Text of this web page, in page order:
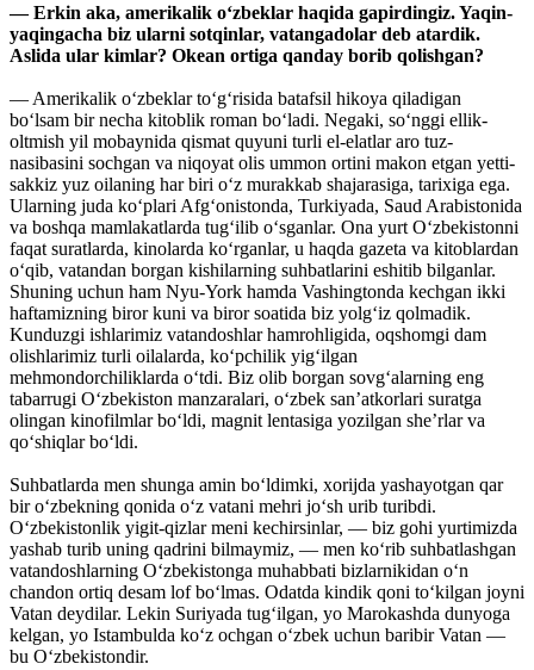
— Erkin aka, amerikalik o‘zbeklar haqida gapirdingiz. Yaqin-
yaqingacha biz ularni sotqinlar, vatangadolar deb atardik.
Aslida ular kimlar? Okean ortiga qanday borib qolishgan?
— Amerikalik o‘zbeklar to‘g‘risida batafsil hikoya qiladigan
bo‘lsam bir necha kitoblik roman bo‘ladi. Negaki, so‘nggi ellik-
oltmish yil mobaynida qismat quyuni turli el-elatlar aro tuz-
nasibasini sochgan va niqoyat olis ummon ortini makon etgan yetti-
sakkiz yuz oilaning har biri o‘z murakkab shajarasiga, tarixiga ega.
Ularning juda ko‘plari Afg‘onistonda, Turkiyada, Saud Arabistonida
va boshqa mamlakatlarda tug‘ilib o‘sganlar. Ona yurt O‘zbekistonni
faqat suratlarda, kinolarda ko‘rganlar, u haqda gazeta va kitoblardan
o‘qib, vatandan borgan kishilarning suhbatlarini eshitib bilganlar.
Shuning uchun ham Nyu-York hamda Vashingtonda kechgan ikki
haftamizning biror kuni va biror soatida biz yolg‘iz qolmadik.
Kunduzgi ishlarimiz vatandoshlar hamrohligida, oqshomgi dam
olishlarimiz turli oilalarda, ko‘pchilik yig‘ilgan
mehmondorchiliklarda o‘tdi. Biz olib borgan sovg‘alarning eng
tabarrugi O‘zbekiston manzaralari, o‘zbek san’atkorlari suratga
olingan kinofilmlar bo‘ldi, magnit lentasiga yozilgan she’rlar va
qo‘shiqlar bo‘ldi.
Suhbatlarda men shunga amin bo‘ldimki, xorijda yashayotgan qar
bir o‘zbekning qonida o‘z vatani mehri jo‘sh urib turibdi.
O‘zbekistonlik yigit-qizlar meni kechirsinlar, — biz gohi yurtimizda
yashab turib uning qadrini bilmaymiz, — men ko‘rib suhbatlashgan
vatandoshlarning O‘zbekistonga muhabbati bizlarnikidan o‘n
chandon ortiq desam lof bo‘lmas. Odatda kindik qoni to‘kilgan joyni
Vatan deydilar. Lekin Suriyada tug‘ilgan, yo Marokashda dunyoga
kelgan, yo Istambulda ko‘z ochgan o‘zbek uchun baribir Vatan —
bu O‘zbekistondir.